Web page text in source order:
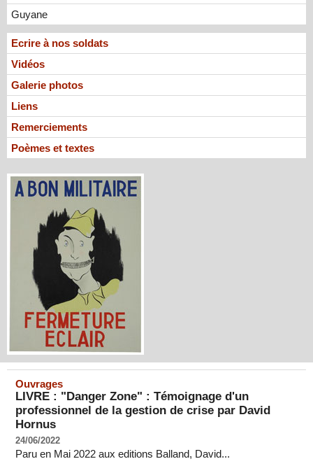
Guyane
Ecrire à nos soldats
Vidéos
Galerie photos
Liens
Remerciements
Poèmes et textes
Ouvrages
LIVRE : "Danger Zone" : Témoignage d'un
professionnel de la gestion de crise par David
Hornus
24/06/2022
Paru en Mai 2022 aux editions Balland, David...